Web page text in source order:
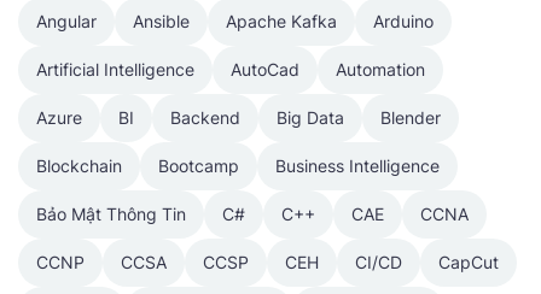
Angular Ansible Apache Kafka Arduino
Artificial Intelligence AutoCad Automation
Azure BI Backend Big Data Blender
Blockchain Bootcamp Business Intelligence
Bảo Mật Thông Tin C# C++ CAE CCNA
CCNP CCSA CCSP CEH CI/CD CapCut